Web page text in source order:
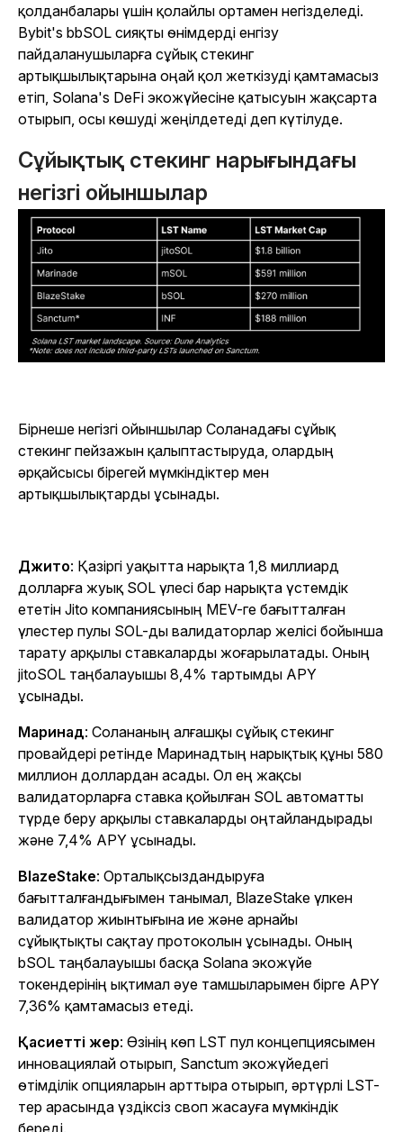
қолданбалары үшін қолайлы ортамен негізделеді.
Bybit's bbSOL сияқты өнімдерді енгізу
пайдаланушыларға сұйық стекинг
артықшылықтарына оңай қол жеткізуді қамтамасыз
етіп, Solana's DeFi экожүйесіне қатысуын жақсарта
отырып, осы көшуді жеңілдетеді деп күтілуде.
Сұйықтық стекинг нарығындағы
негізгі ойыншылар
Бірнеше негізгі ойыншылар Соланадағы сұйық
стекинг пейзажын қалыптастыруда, олардың
әрқайсысы бірегей мүмкіндіктер мен
артықшылықтарды ұсынады.
Джито: Қазіргі уақытта нарықта 1,8 миллиард
долларға жуық SOL үлесі бар нарықта үстемдік
ететін Jito компаниясының MEV-ге бағытталған
үлестер пулы SOL-ды валидаторлар желісі бойынша
тарату арқылы ставкаларды жоғарылатады. Оның
jitoSOL таңбалауышы 8,4% тартымды APY
ұсынады.
Маринад: Солананың алғашқы сұйық стекинг
провайдері ретінде Маринадтың нарықтық құны 580
миллион доллардан асады. Ол ең жақсы
валидаторларға ставка қойылған SOL автоматты
түрде беру арқылы ставкаларды оңтайландырады
және 7,4% APY ұсынады.
BlazeStake: Орталықсыздандыруға
бағытталғандығымен танымал, BlazeStake үлкен
валидатор жиынтығына ие және арнайы
сұйықтықты сақтау протоколын ұсынады. Оның
bSOL таңбалауышы басқа Solana экожүйе
токендерінің ықтимал әуе тамшыларымен бірге APY
7,36% қамтамасыз етеді.
Қасиетті жер: Өзінің көп LST пул концепциясымен
инновациялай отырып, Sanctum экожүйедегі
өтімділік опцияларын арттыра отырып, әртүрлі LST-
тер арасында үздіксіз своп жасауға мүмкіндік